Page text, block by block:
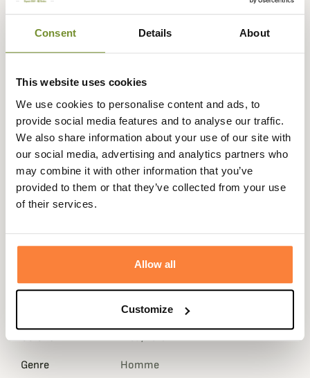
Consent Details About
This website uses cookies
We use cookies to personalise content and ads, to
provide social media features and to analyse our traffic.
We also share information about your use of our site with
our social media, advertising and analytics partners who
may combine it with other information that you’ve
provided to them or that they’ve collected from your use
of their services.
Allow all
Customize
intemporel, Barbour vous le présente dans une toute
nouvelle coupe, plus moderne et ajustée. Tout aussi
élégant et raffiné, cette veste sans manches matelassée
températures fraîches.
Son matelassage diamant dévoile un style campagne
chic qui ne laissera pas indifférent. Léger et déperlante, il
vous protège des températures froides en hiver sous une
veste, agissant comme une doublure isolante, ou bien se
porte seul aux beaux jours par dessus un pull.
Il dispose d'une poche intérieur zippée, de deux poches
toute sécurité vos petits essentiels du quotidien.
Fiche technique
Composition 100 % Polyester
100% Polyamide
Coloris Bleu, Vert
Genre Homme